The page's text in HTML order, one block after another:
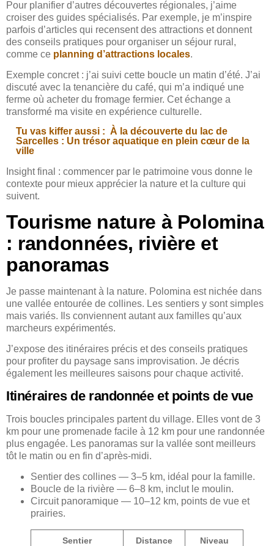
Pour planifier d’autres découvertes régionales, j’aime
croiser des guides spécialisés. Par exemple, je m’inspire
parfois d’articles qui recensent des attractions et donnent
des conseils pratiques pour organiser un séjour rural,
comme ce planning d’attractions locales.
Exemple concret : j’ai suivi cette boucle un matin d’été. J’ai
discuté avec la tenancière du café, qui m’a indiqué une
ferme où acheter du fromage fermier. Cet échange a
transformé ma visite en expérience culturelle.
Tu vas kiffer aussi : À la découverte du lac de
Sarcelles : Un trésor aquatique en plein cœur de la
ville
Insight final : commencer par le patrimoine vous donne le
contexte pour mieux apprécier la nature et la culture qui
suivent.
Tourisme nature à Polomina
: randonnées, rivière et
panoramas
Je passe maintenant à la nature. Polomina est nichée dans
une vallée entourée de collines. Les sentiers y sont simples
mais variés. Ils conviennent autant aux familles qu’aux
marcheurs expérimentés.
J’expose des itinéraires précis et des conseils pratiques
pour profiter du paysage sans improvisation. Je décris
également les meilleures saisons pour chaque activité.
Itinéraires de randonnée et points de vue
Trois boucles principales partent du village. Elles vont de 3
km pour une promenade facile à 12 km pour une randonnée
plus engagée. Les panoramas sur la vallée sont meilleurs
tôt le matin ou en fin d’après-midi.
Sentier des collines — 3–5 km, idéal pour la famille.
Boucle de la rivière — 6–8 km, inclut le moulin.
Circuit panoramique — 10–12 km, points de vue et
prairies.
Sentier Distance Niveau